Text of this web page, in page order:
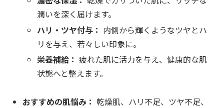
潤いを深く届けます。
ハリ・ツヤ付与： 内側から輝くようなツヤとハ
リを与え、若々しい印象に。
栄養補給： 疲れた肌に活力を与え、健康的な肌
状態へと整えます。
おすすめの肌悩み： 乾燥肌、ハリ不足、ツヤ不足、